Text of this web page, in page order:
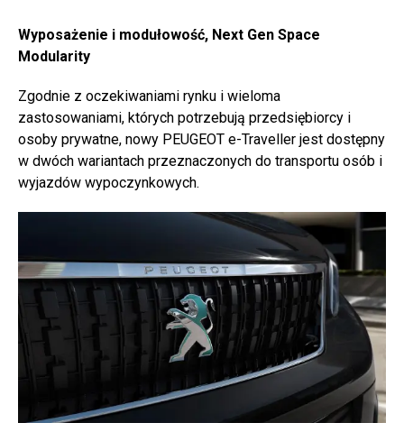
Wyposażenie i modułowość, Next Gen Space
Modularity
Zgodnie z oczekiwaniami rynku i wieloma
zastosowaniami, których potrzebują przedsiębiorcy i
osoby prywatne, nowy PEUGEOT e-Traveller jest dostępny
w dwóch wariantach przeznaczonych do transportu osób i
wyjazdów wypoczynkowych.